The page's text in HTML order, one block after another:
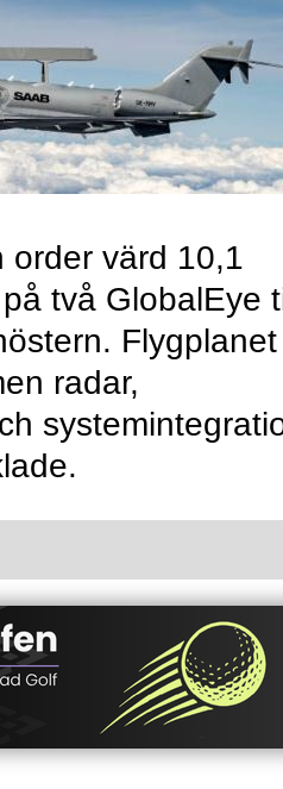
order värd 10,1
två GlobalEye
radar,